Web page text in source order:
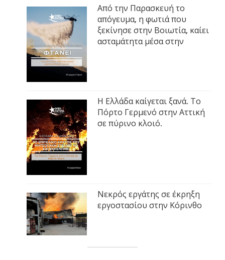
Από την Παρασκευή το
απόγευμα, η φωτιά που
ξεκίνησε στην Βοιωτία, καίει
ασταμάτητα μέσα στην
Η Ελλάδα καίγεται ξανά. Το
Πόρτο Γερμενό στην Αττική
σε πύρινο κλοιό.
Νεκρός εργάτης σε έκρηξη
εργοστασίου στην Κόρινθο